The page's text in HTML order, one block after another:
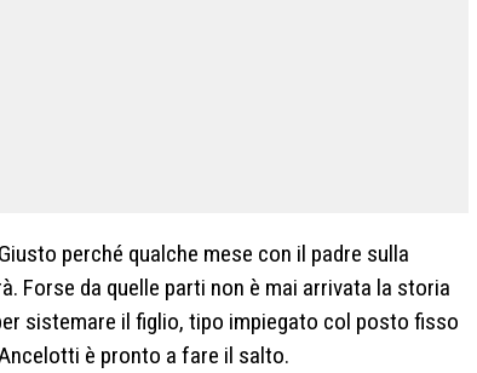
perché qualche mese con il padre sulla
Forse da quelle parti non è mai arrivata la storia
sistemare il figlio, tipo impiegato col posto fisso
è pronto a fare il salto.